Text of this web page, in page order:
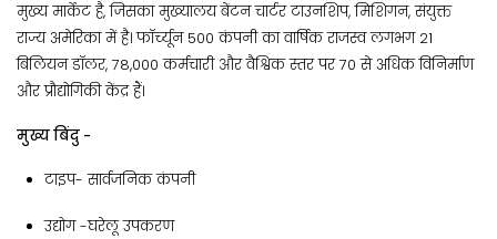
मुख्य मार्केट है, जिसका मुख्यालय बेंटन चार्टर टाउनशिप, मिशिगन, संयुक्त
राज्य अमेरिका में है। फॉर्च्यून 500 कंपनी का वार्षिक राजस्व लगभग 21
बिलियन डॉलर, 78,000 कर्मचारी और वैश्विक स्तर पर 70 से अधिक विनिर्माण
और प्रौद्योगिकी केंद्र हैं।
मुख्य बिंदु -
टाइप- सार्वजनिक कंपनी
उद्योग -घरेलू उपकरण